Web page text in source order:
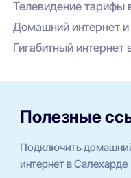
Телевидение тарифы
Домашний интернет
Гигабитный интернет
Полезные
Подключить
интернет в Салехарде